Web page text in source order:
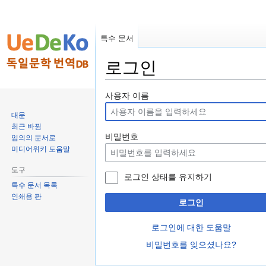
로그인
둘
러
보
기
로
가
기
검
색
하
러
가
기
사용자 이름
비밀번호
로그인 상태를 유지하기
로그인
로그인에 대한 도움말
비밀번호를 잊으셨나요?
특수 문서
대문
최근 바뀜
임의의 문서로
미디어위키 도움말
도구
특수 문서 목록
인쇄용 판